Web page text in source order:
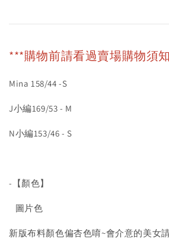
***購物前請看過賣場購物須
Mina 158/44 -S
J小編169/53 - M
N小編153/46 - S
-【顏色】
圖片色
新版布料顏色偏杏色唷~會介意的美女